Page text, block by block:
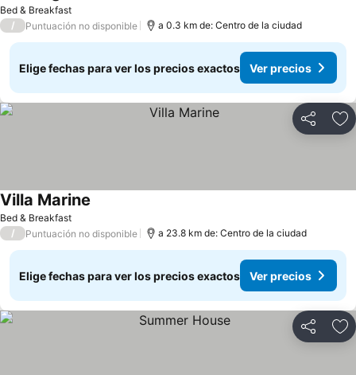
Bed & Breakfast
/ Puntuación no disponible a 0.3 km de: Centro de la ciudad
Elige fechas para ver los precios exactos Ver precios
Compartir
Bed & Breakfast
Villa Marine
/ Puntuación no disponible a 23.8 km de: Centro de la ciudad
Elige fechas para ver los precios exactos Ver precios
Compartir